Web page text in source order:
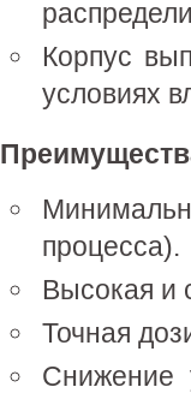
Корпус
условиях
процесса).
Высокая и
Точная
Снижение